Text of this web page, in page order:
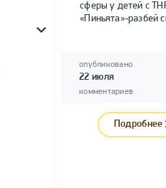
сферы у детей с
«Пиньята»-разбей
опубликовано
22 июля
комментариев
Подробнее